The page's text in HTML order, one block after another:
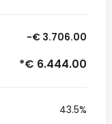
-€ 3.706.00
*€ 6.444.00
43.5%